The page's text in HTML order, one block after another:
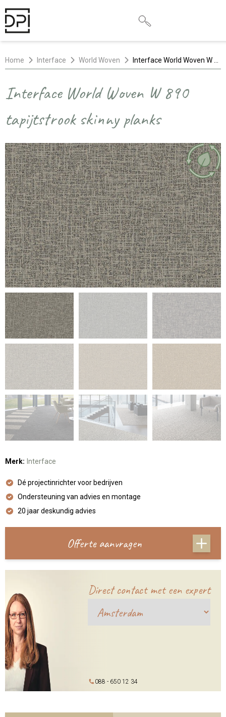
Home Interface World Woven
Interface World Woven W 890
tapijtstrook skinny planks
Merk: Interface
Dé projectinrichter voor bedrijven
Ondersteuning van advies en montage
20 jaar deskundig advies
Offerte aanvragen
Direct contact met een expert
088 - 650 12 34